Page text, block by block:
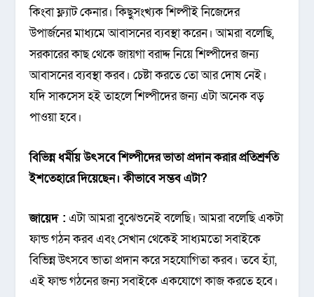
কিংবা ফ্ল্যাট কেনার। কিছুসংখ্যক শিল্পীই নিজেদের
উপার্জনের মাধ্যমে আবাসনের ব্যবস্থা করেন। আমরা বলেছি,
সরকারের কাছ থেকে জায়গা বরাদ্দ নিয়ে শিল্পীদের জন্য
আবাসনের ব্যবস্থা করব। চেষ্টা করতে তো আর দোষ নেই।
যদি সাকসেস হই তাহলে শিল্পীদের জন্য এটা অনেক বড়
পাওয়া হবে।
বিভিন্নধর্মীয়উৎসবেশিল্পীদেরভাতাপ্রদানকরারপ্রতিশ্রুতি
ইশতেহারেদিয়েছেন। কীভাবেসম্ভবএটা?
জায়েদ : এটা আমরা বুঝেশুনেই বলেছি। আমরা বলেছি একটা
ফান্ড গঠন করব এবং সেখান থেকেই সাধ্যমতো সবাইকে
বিভিন্ন উৎসবে ভাতা প্রদান করে সহযোগিতা করব। তবে হ্যাঁ,
এই ফান্ড গঠনের জন্য সবাইকে একযোগে কাজ করতে হবে।